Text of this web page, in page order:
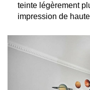
teinte légèrement
impression de